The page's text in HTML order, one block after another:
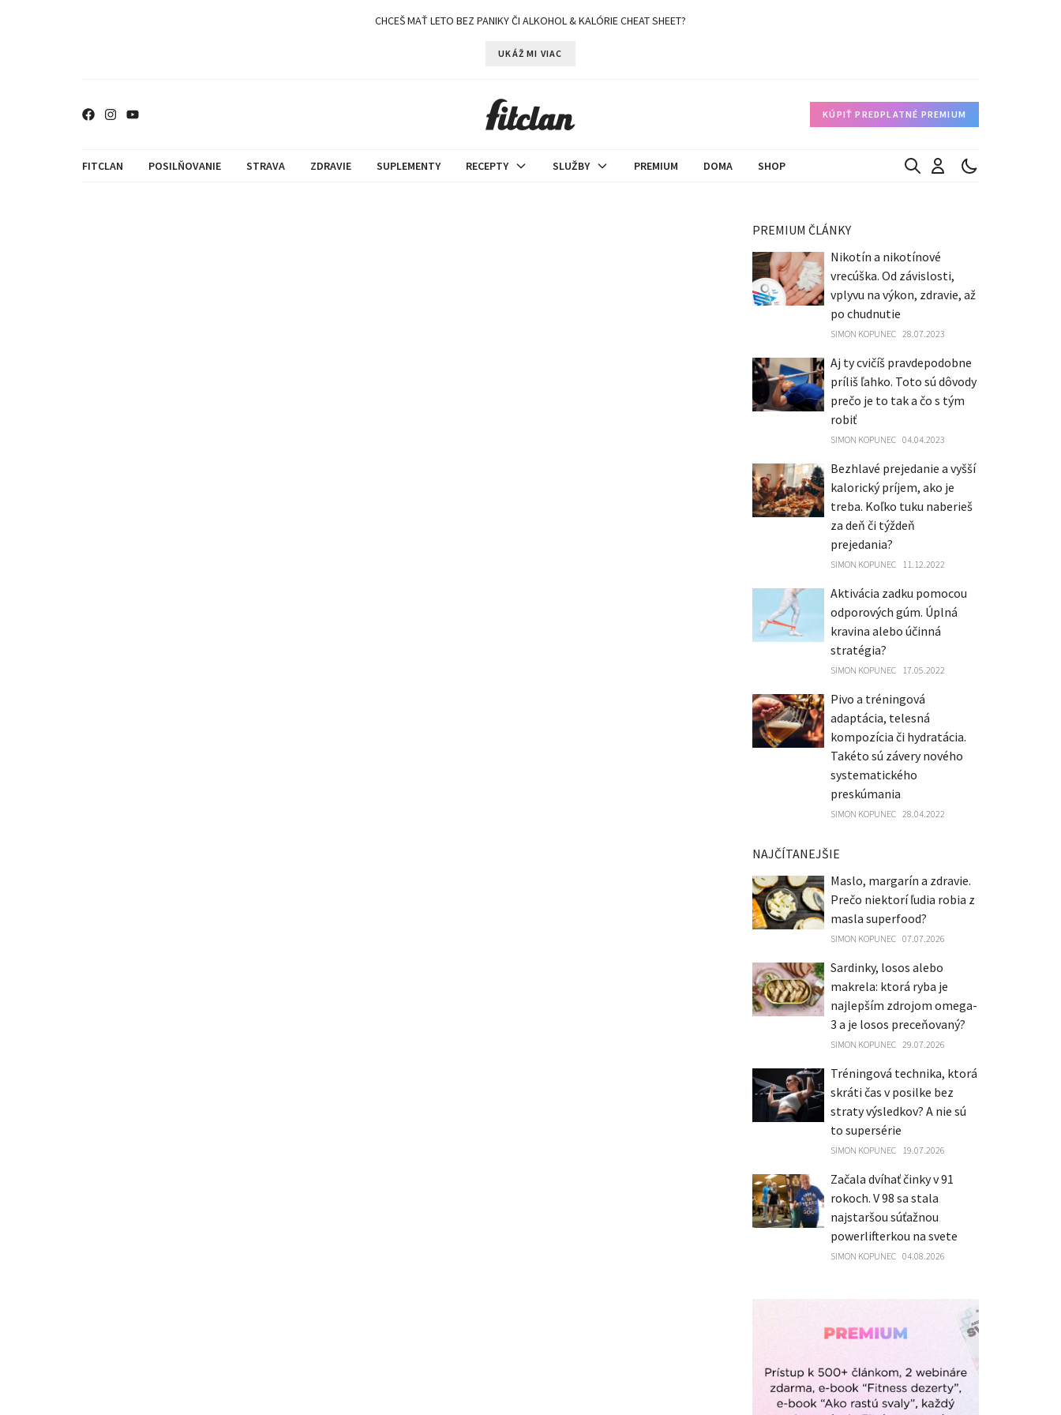
CHCEŠ MAŤ LETO BEZ PANIKY ČI ALKOHOL & KALÓRIE CHEAT SHEET?
UKÁŽ MI VIAC
KÚPIŤ PREDPLATNÉ PREMIUM
FITCLAN POSILŇOVANIE STRAVA ZDRAVIE SUPLEMENTY RECEPTY SLUŽBY PREMIUM DOMA SHOP
PREMIUM ČLÁNKY
Nikotín a nikotínové
vrecúška. Od závislosti,
vplyvu na výkon, zdravie, až
po chudnutie
SIMON KOPUNEC 28.07.2023
Aj ty cvičíš pravdepodobne
príliš ľahko. Toto sú dôvody
prečo je to tak a čo s tým
robiť
SIMON KOPUNEC 04.04.2023
Bezhlavé prejedanie a vyšší
kalorický príjem, ako je
treba. Koľko tuku naberieš
za deň či týždeň
prejedania?
SIMON KOPUNEC 11.12.2022
Aktivácia zadku pomocou
odporových gúm. Úplná
kravina alebo účinná
stratégia?
SIMON KOPUNEC 17.05.2022
Pivo a tréningová
adaptácia, telesná
kompozícia či hydratácia.
Takéto sú závery nového
systematického
preskúmania
SIMON KOPUNEC 28.04.2022
NAJČÍTANEJŠIE
Maslo, margarín a zdravie.
Prečo niektorí ľudia robia z
masla superfood?
SIMON KOPUNEC 07.07.2026
Sardinky, losos alebo
makrela: ktorá ryba je
najlepším zdrojom omega-
3 a je losos preceňovaný?
SIMON KOPUNEC 29.07.2026
Tréningová technika, ktorá
skráti čas v posilke bez
straty výsledkov? A nie sú
to supersérie
SIMON KOPUNEC 19.07.2026
Začala dvíhať činky v 91
rokoch. V 98 sa stala
najstaršou súťažnou
powerlifterkou na svete
SIMON KOPUNEC 04.08.2026